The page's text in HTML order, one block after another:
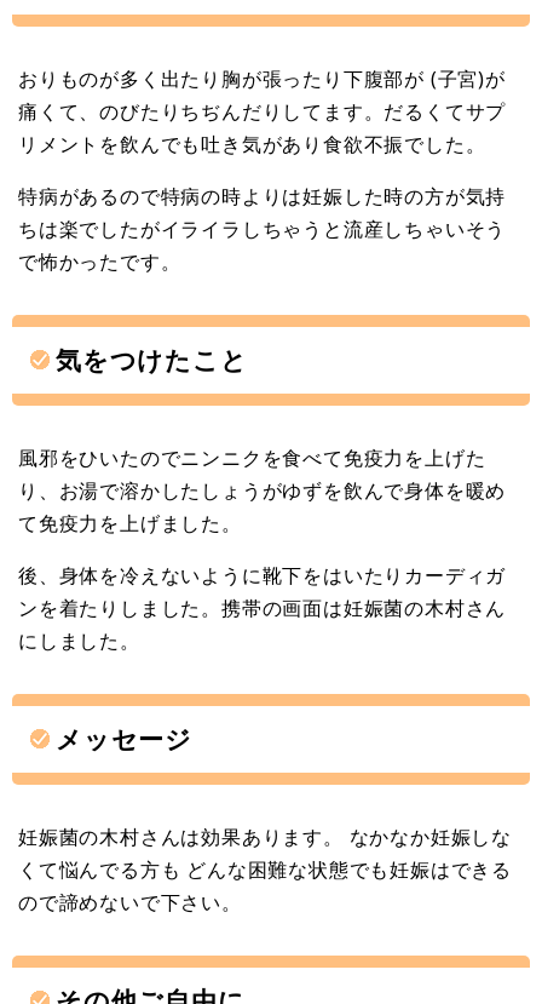
おりものが多く出たり胸が張ったり下腹部が (子宮)が
痛くて、のびたりちぢんだりしてます。だるくてサプ
リメントを飲んでも吐き気があり食欲不振でした。
特病があるので特病の時よりは妊娠した時の方が気持
ちは楽でしたがイライラしちゃうと流産しちゃいそう
で怖かったです。
気をつけたこと
風邪をひいたのでニンニクを食べて免疫力を上げた
り、お湯で溶かしたしょうがゆずを飲んで身体を暖め
て免疫力を上げました。
後、身体を冷えないように靴下をはいたりカーディガ
ンを着たりしました。携帯の画面は妊娠菌の木村さん
にしました。
メッセージ
妊娠菌の木村さんは効果あります。 なかなか妊娠しな
くて悩んでる方も どんな困難な状態でも妊娠はできる
ので諦めないで下さい。